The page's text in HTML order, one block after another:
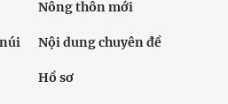
Nông thôn mới
Nội dung chuyên đề
Hồ sơ